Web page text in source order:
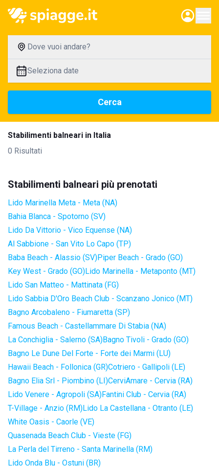
Dove vuoi andare?
Seleziona date
Cerca
Stabilimenti balneari in Italia
0 Risultati
Stabilimenti balneari più prenotati
Lido Marinella Meta - Meta (NA)
Bahia Blanca - Spotorno (SV)
Lido Da Vittorio - Vico Equense (NA)
Al Sabbione - San Vito Lo Capo (TP)
Baba Beach - Alassio (SV)Piper Beach - Grado (GO)
Key West - Grado (GO)Lido Marinella - Metaponto (MT)
Lido San Matteo - Mattinata (FG)
Lido Sabbia D'Oro Beach Club - Scanzano Jonico (MT)
Bagno Arcobaleno - Fiumaretta (SP)
Famous Beach - Castellammare Di Stabia (NA)
La Conchiglia - Salerno (SA)Bagno Tivoli - Grado (GO)
Bagno Le Dune Del Forte - Forte dei Marmi (LU)
Hawaii Beach - Follonica (GR)Cotriero - Gallipoli (LE)
Bagno Elia Srl - Piombino (LI)CerviAmare - Cervia (RA)
Lido Venere - Agropoli (SA)Fantini Club - Cervia (RA)
T-Village - Anzio (RM)Lido La Castellana - Otranto (LE)
White Oasis - Caorle (VE)
Quasenada Beach Club - Vieste (FG)
La Perla del Tirreno - Santa Marinella (RM)
Lido Onda Blu - Ostuni (BR)